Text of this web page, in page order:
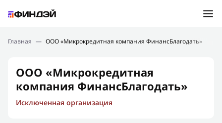
Подбор займа
Новости
Финансовое просвещение
Главная — ООО «Микрокредитная компания ФинансБлагодать»
ООО «Микрокредитная
компания ФинансБлагодать»
Исключенная организация
Ошибка:Контактная форма не найдена.
Спасибо, что написали нам
Мы свяжемся с Вами в ближайшее время и сообщим
результат
Отправить новый запрос